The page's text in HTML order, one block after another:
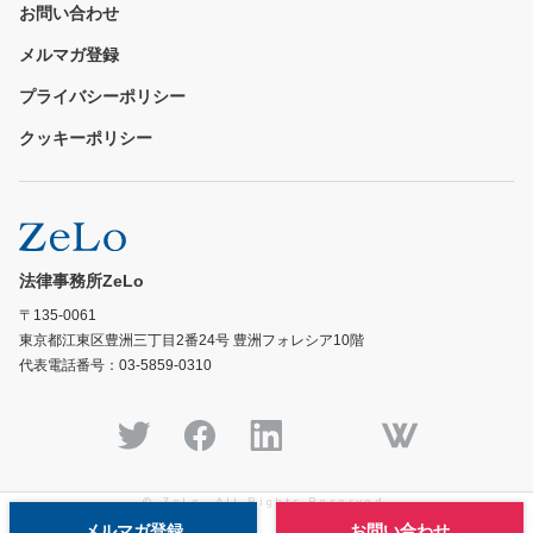
お問い合わせ
メルマガ登録
プライバシーポリシー
クッキーポリシー
法律事務所ZeLo
〒135-0061
東京都江東区豊洲三丁目2番24号 豊洲フォレシア10階
代表電話番号：03-5859-0310
© ZeLo, All Rights Reserved.